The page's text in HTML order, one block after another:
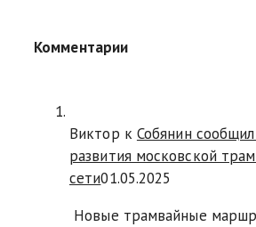
Комментарии
Виктор к Собянин
развития московской
сети01.05.2025
Новые трамвайные